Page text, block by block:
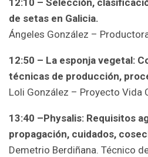
de setas en Galicia.
Ángeles González –
12:50 – La esponja vegetal:
técnicas de producción,
Loli González – Proyecto Vida
13:40 –Physalis: Requisitos
propagación, cuidados,
Demetrio Berdiñana. Técnico